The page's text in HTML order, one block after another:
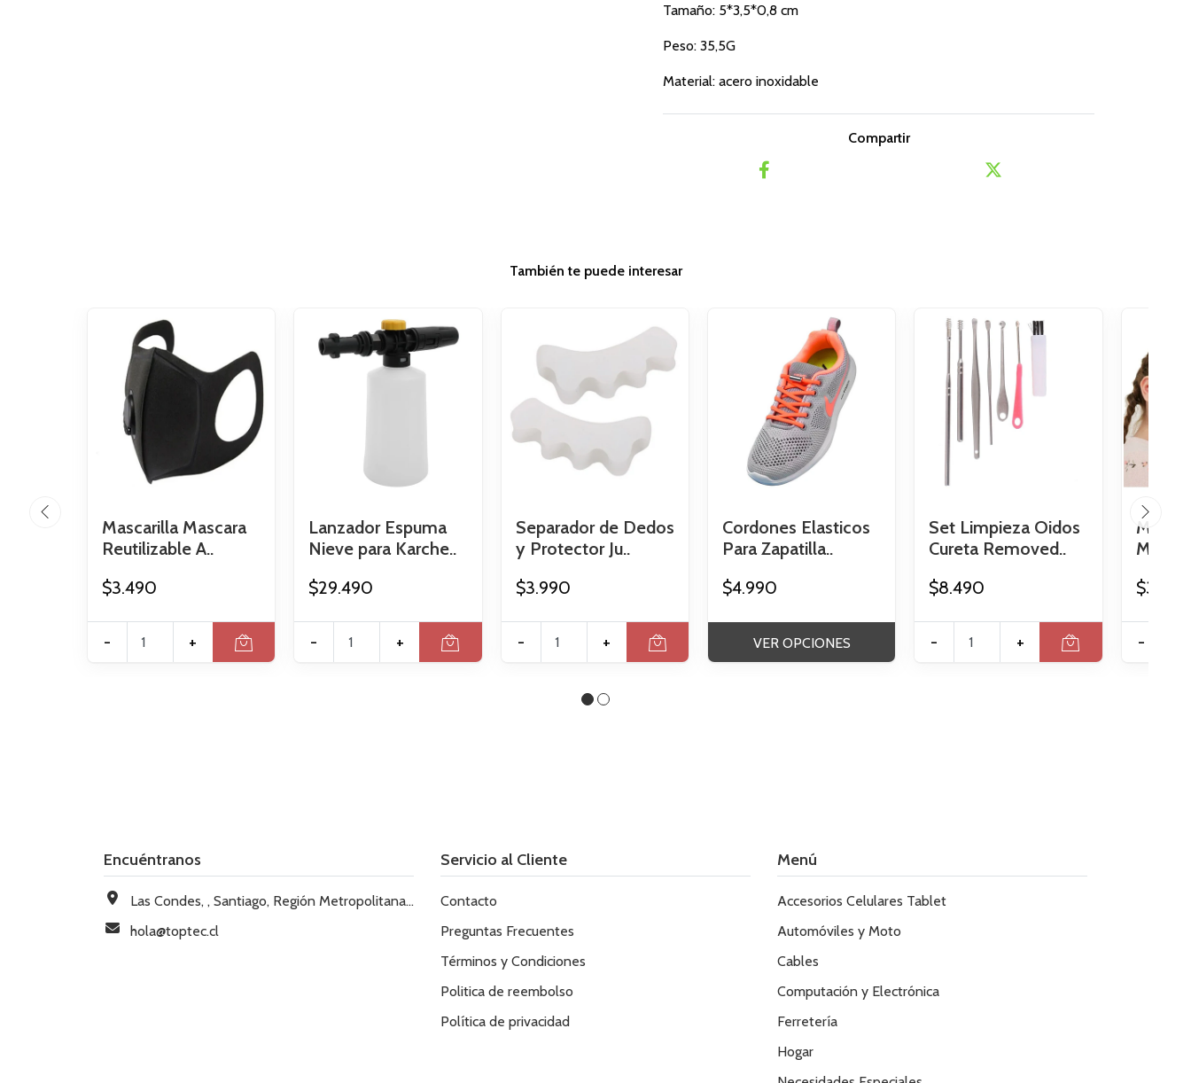
Tamaño: 5*3,5*0,8 cm
Peso: 35,5G
Material: acero inoxidable
Compartir
También te puede interesar
Mascarilla Mascara
Reutilizable A..
$3.490
- +
Lanzador Espuma
Nieve para Karche..
$29.490
- +
Separador de Dedos
y Protector Ju..
$3.990
- +
Cordones Elasticos
Para Zapatilla..
$4.990
VER OPCIONES
Set Limpieza Oidos
Cureta Removed..
$8.490
- +
$3.390
-
Encuéntranos
Las Condes, , Santiago, Región Metropolitana, Chile
hola@toptec.cl
Servicio al Cliente
Contacto
Preguntas Frecuentes
Términos y Condiciones
Politica de reembolso
Política de privacidad
Menú
Accesorios Celulares Tablet
Automóviles y Moto
Cables
Computación y Electrónica
Ferretería
Hogar